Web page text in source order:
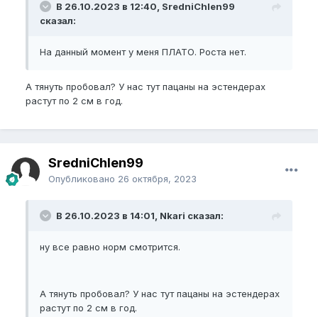
В 26.10.2023 в 12:40, SredniChlen99
сказал:
На данный момент у меня ПЛАТО. Роста нет.
А тянуть пробовал? У нас тут пацаны на эстендерах
растут по 2 см в год.
SredniChlen99
Опубликовано 26 октября, 2023
В 26.10.2023 в 14:01, Nkari сказал:
ну все равно норм смотрится.
А тянуть пробовал? У нас тут пацаны на эстендерах
растут по 2 см в год.